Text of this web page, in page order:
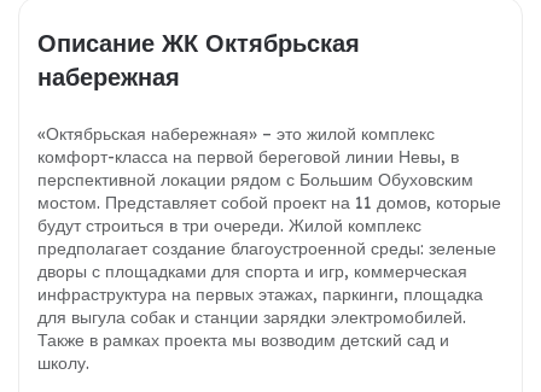
Описание ЖК Октябрьская
набережная
«Октябрьская набережная» – это жилой комплекс
комфорт-класса на первой береговой линии Невы, в
перспективной локации рядом с Большим Обуховским
мостом. Представляет собой проект на 11 домов, которые
будут строиться в три очереди. Жилой комплекс
предполагает создание благоустроенной среды: зеленые
дворы с площадками для спорта и игр, коммерческая
инфраструктура на первых этажах, паркинги, площадка
для выгула собак и станции зарядки электромобилей.
Также в рамках проекта мы возводим детский сад и
школу.